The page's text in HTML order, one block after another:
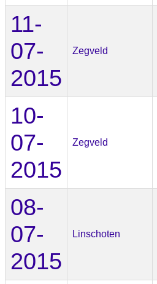
11-
07-
2015
Zegveld
10-
07-
2015
Zegveld
08-
07-
2015
Linschoten